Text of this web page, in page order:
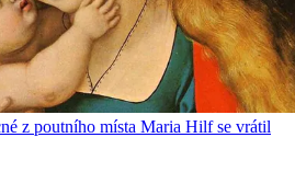
z poutního místa Maria Hilf se vrátil